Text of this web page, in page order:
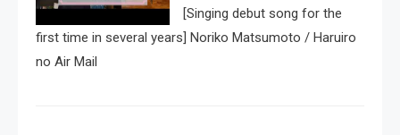
[Singing debut song for the
first time in several years] Noriko Matsumoto / Haruiro
no Air Mail